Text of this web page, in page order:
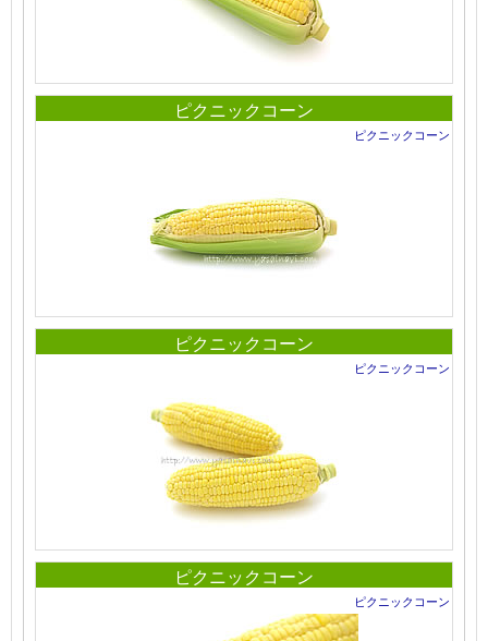
ピクニックコーン
ピクニックコーン
ピクニックコーン
ピクニックコーン
ピクニックコーン
ピクニックコーン